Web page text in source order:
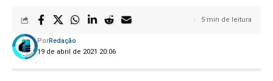
19 de abril de 2021 20:06
PorRedação
5 min de leitura